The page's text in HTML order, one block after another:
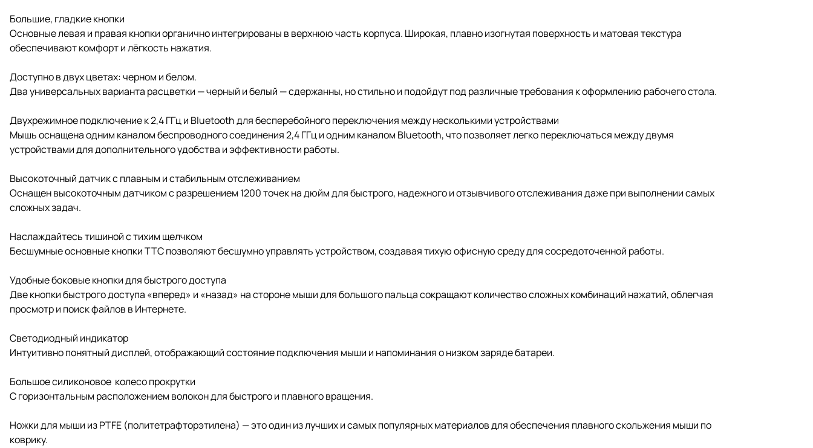
Большие, гладкие кнопки
Основные левая и правая кнопки органично интегрированы в верхнюю часть корпуса. Широкая, плавно изогнутая поверхность и матовая текстура
обеспечивают комфорт и лёгкость нажатия.
Доступно в двух цветах: черном и белом.
Два универсальных варианта расцветки — черный и белый — сдержанны, но стильно и подойдут под различные требования к оформлению рабочего стола.
Двухрежимное подключение к 2,4 ГГц и Bluetooth для бесперебойного переключения между несколькими устройствами
Мышь оснащена одним каналом беспроводного соединения 2,4 ГГц и одним каналом Bluetooth, что позволяет легко переключаться между двумя
устройствами для дополнительного удобства и эффективности работы.
Высокоточный датчик с плавным и стабильным отслеживанием
Оснащен высокоточным датчиком с разрешением 1200 точек на дюйм для быстрого, надежного и отзывчивого отслеживания даже при выполнении самых
сложных задач.
Наслаждайтесь тишиной с тихим щелчком
Бесшумные основные кнопки TTC позволяют бесшумно управлять устройством, создавая тихую офисную среду для сосредоточенной работы.
Удобные боковые кнопки для быстрого доступа
Две кнопки быстрого доступа «вперед» и «назад» на стороне мыши для большого пальца сокращают количество сложных комбинаций нажатий, облегчая
просмотр и поиск файлов в Интернете.
Светодиодный индикатор
Интуитивно понятный дисплей, отображающий состояние подключения мыши и напоминания о низком заряде батареи.
Большое силиконовое колесо прокрутки
С горизонтальным расположением волокон для быстрого и плавного вращения.
Ножки для мыши из PTFE (политетрафторэтилена) — это один из лучших и самых популярных материалов для обеспечения плавного скольжения мыши по
коврику.